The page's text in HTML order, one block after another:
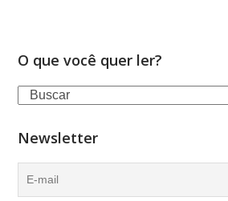
O que você quer ler?
Search
Newsletter